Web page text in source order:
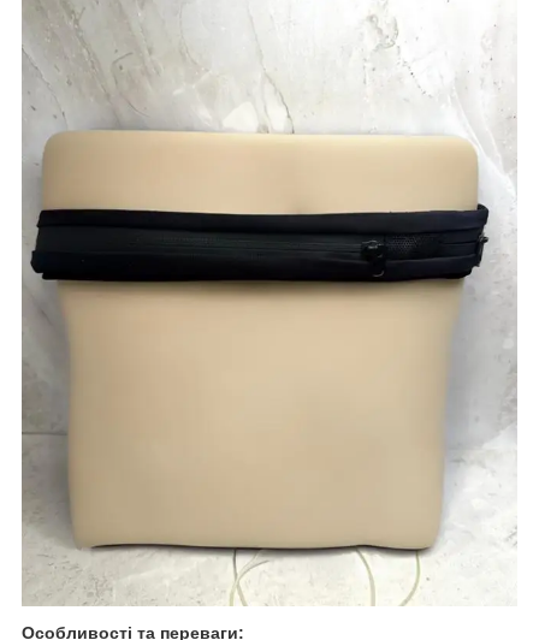
Особливості та переваги: